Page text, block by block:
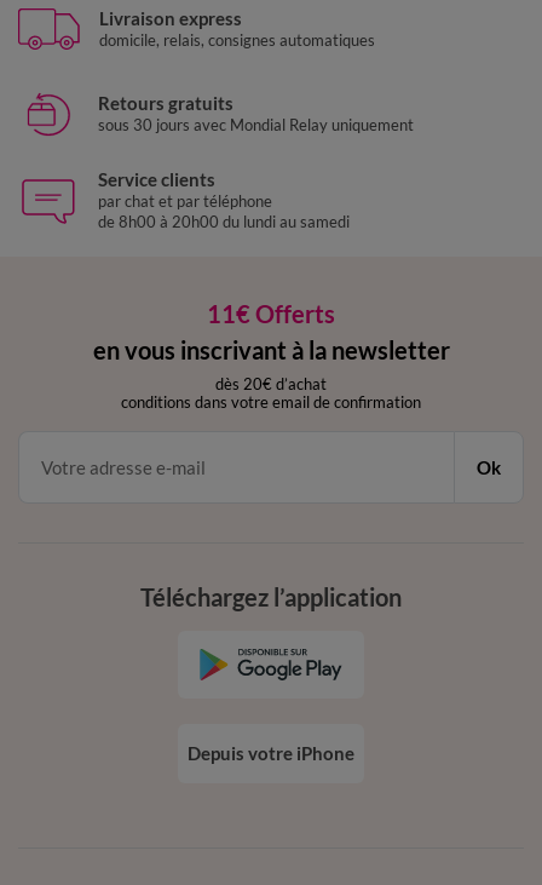
Livraison express
domicile, relais, consignes automatiques
Retours gratuits
sous 30 jours avec Mondial Relay uniquement
Service clients
par chat et par téléphone
de 8h00 à 20h00 du lundi au samedi
11€ Offerts
en vous inscrivant à la newsletter
dès 20€ d’achat
conditions dans votre email de confirmation
Ok
Téléchargez l’application
Depuis votre iPhone